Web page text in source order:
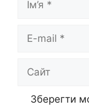
mail
Зберегти